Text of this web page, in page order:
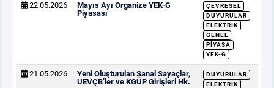
22.05.2026
Mayıs Ayı Organize YEK-G
Piyasası
ÇEVRESEL
DUYURULAR
ELEKTRIK
GENEL
PIYASA
YEK-G
21.05.2026
Yeni Oluşturulan Sanal Sayaçlar,
UEVÇB’ler ve KGÜP Girişleri Hk.
DUYURULAR
ELEKTRIK